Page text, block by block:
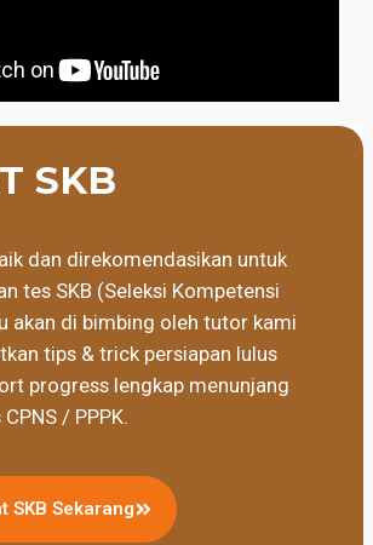
SKB
dan direkomendasikan untuk
tes SKB (Seleksi Kompetensi
akan di bimbing oleh tutor kami
tips & trick persiapan lulus
progress lengkap menunjang
/ PPPK.
SKB Sekarang